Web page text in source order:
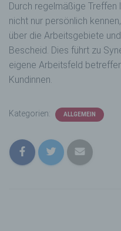
Durch regelmäßige
nicht nur persönlich
über die Arbeitsgebiete
Bescheid. Dies führt zu
eigene Arbeitsfeld
Kundinnen.
Kategorien: ALLGEMEIN